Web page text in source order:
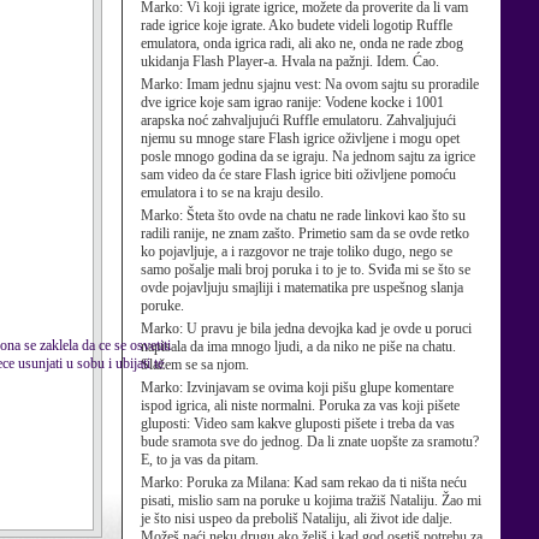
Marko: Vi koji igrate igrice, možete da proverite da li vam
rade igrice koje igrate. Ako budete videli logotip Ruffle
emulatora, onda igrica radi, ali ako ne, onda ne rade zbog
ukidanja Flash Player-a. Hvala na pažnji. Idem. Ćao.
Marko: Imam jednu sjajnu vest: Na ovom sajtu su proradile
dve igrice koje sam igrao ranije: Vodene kocke i 1001
arapska noć zahvaljujući Ruffle emulatoru. Zahvaljujući
njemu su mnoge stare Flash igrice oživljene i mogu opet
posle mnogo godina da se igraju. Na jednom sajtu za igrice
sam video da će stare Flash igrice biti oživljene pomoću
emulatora i to se na kraju desilo.
Marko: Šteta što ovde na chatu ne rade linkovi kao što su
radili ranije, ne znam zašto. Primetio sam da se ovde retko
ko pojavljuje, a i razgovor ne traje toliko dugo, nego se
samo pošalje mali broj poruka i to je to. Sviđa mi se što se
ovde pojavljuju smajliji i matematika pre uspešnog slanja
poruke.
Marko: U pravu je bila jedna devojka kad je ovde u poruci
napisala da ima mnogo ljudi, a da niko ne piše na chatu.
Slažem se sa njom.
Marko: Izvinjavam se ovima koji pišu glupe komentare
ispod igrica, ali niste normalni. Poruka za vas koji pišete
gluposti: Video sam kakve gluposti pišete i treba da vas
bude sramota sve do jednog. Da li znate uopšte za sramotu?
E, to ja vas da pitam.
Marko: Poruka za Milana: Kad sam rekao da ti ništa neću
pisati, mislio sam na poruke u kojima tražiš Nataliju. Žao mi
je što nisi uspeo da preboliš Nataliju, ali život ide dalje.
se zaklela da ce se osvetiti
usunjati u sobu i ubijati te